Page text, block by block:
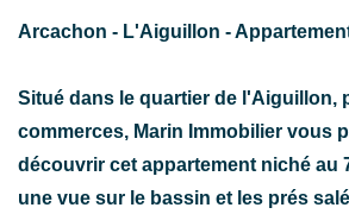
Arcachon - L'Aiguillon -
Situé dans le quartier de l'Aiguillon,
commerces, Marin Immobilier vous
découvrir cet appartement niché au
une vue sur le bassin et les prés